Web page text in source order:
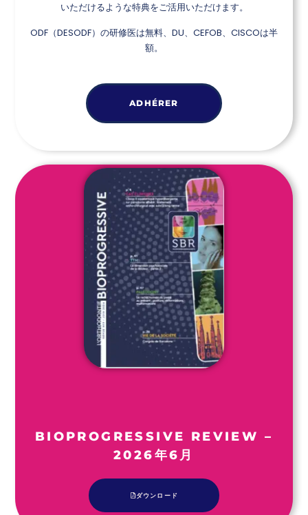
いただけるような特典をご活用いただけます。
ODF（DESODF）の研修医は無料、DU、CEFOB、CISCOは半
額。
ADHÉRER
BIOPROGRESSIVE REVIEW –
2026年6月
ダウンロード